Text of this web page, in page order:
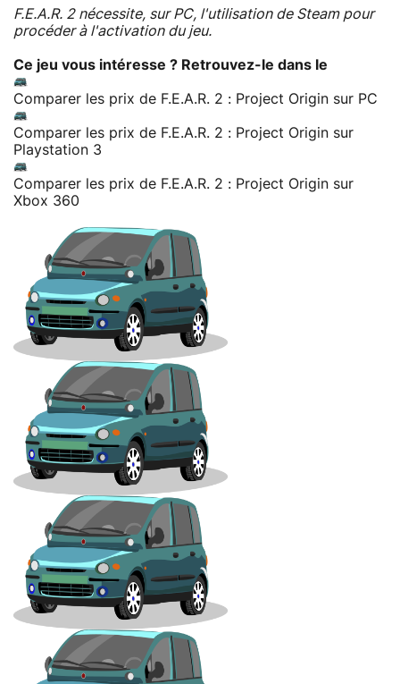
F.E.A.R. 2 nécessite, sur PC, l'utilisation de Steam pour
procéder à l'activation du jeu.
Ce jeu vous intéresse ? Retrouvez-le dans le
Comparer les prix de F.E.A.R. 2 : Project Origin sur PC
Comparer les prix de F.E.A.R. 2 : Project Origin sur
Playstation 3
Comparer les prix de F.E.A.R. 2 : Project Origin sur
Xbox 360